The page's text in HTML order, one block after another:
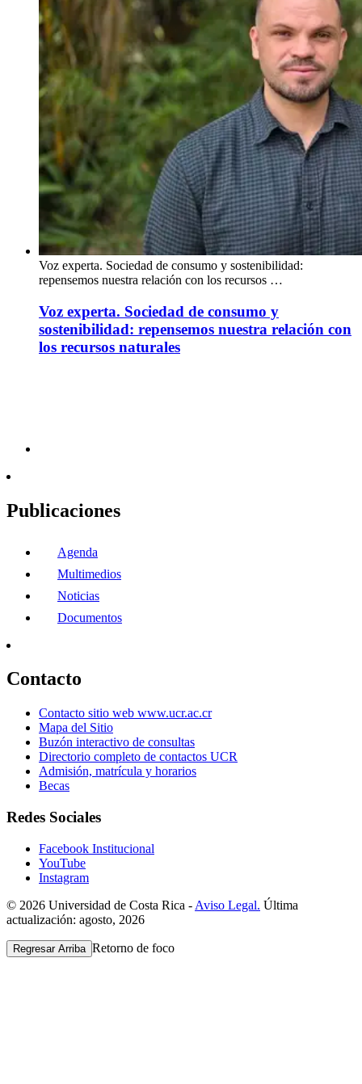
Voz experta. Sociedad de consumo y sostenibilidad:
repensemos nuestra relación con los recursos …
Voz experta. Sociedad de consumo y
sostenibilidad: repensemos nuestra relación con
los recursos naturales
Publicaciones
Agenda
Multimedios
Noticias
Documentos
Contacto
Contacto sitio web www.ucr.ac.cr
Mapa del Sitio
Buzón interactivo de consultas
Directorio completo de contactos UCR
Admisión, matrícula y horarios
Becas
Redes Sociales
Facebook Institucional
YouTube
Instagram
© 2026 Universidad de Costa Rica - Aviso Legal. Última
actualización: agosto, 2026
Regresar Arriba Retorno de foco